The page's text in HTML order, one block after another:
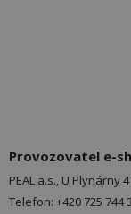
Provozovatel e-
PEAL a.s., U Plynárny
Telefon: +420 725 744